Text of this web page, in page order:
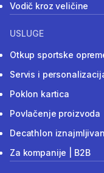
Vodič kroz veličine
USLUGE
Otkup sportske
Servis i
Poklon kartica
Povlačenje proizvoda
Decathlon
Za kompanije | B2B